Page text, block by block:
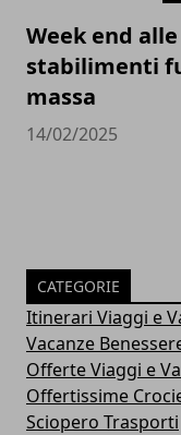
Week end
stabilimenti
massa
14/02/2025
CATEGORIE
Itinerari Viaggi e
Vacanze
Offerte Viaggi e
Offertissime
Sciopero Trasporti